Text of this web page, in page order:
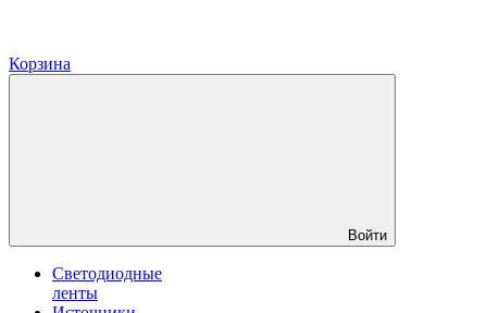
Корзина
Войти
Светодиодные
ленты